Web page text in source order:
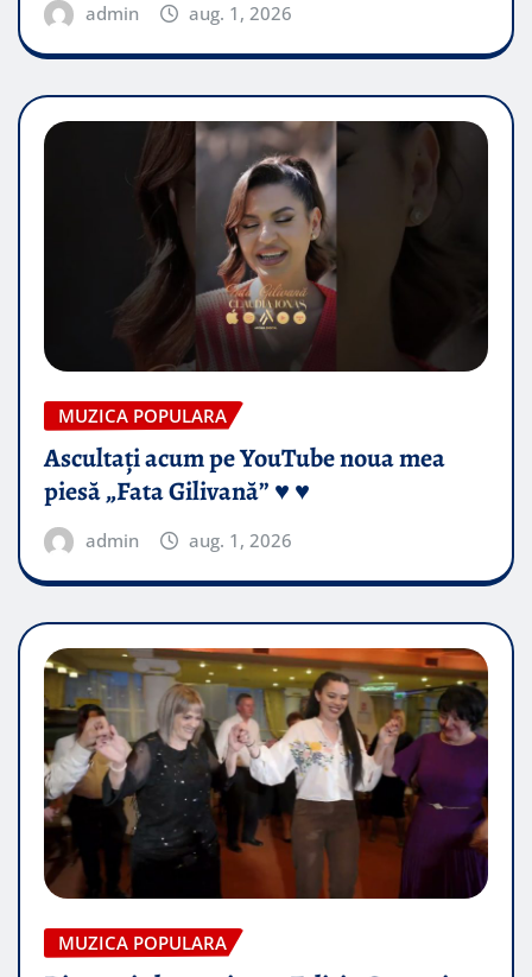
admin aug. 1, 2026
MUZICA POPULARA
Ascultați acum pe YouTube noua mea
piesă „Fata Gilivană” ♥️ ♥️
admin aug. 1, 2026
MUZICA POPULARA